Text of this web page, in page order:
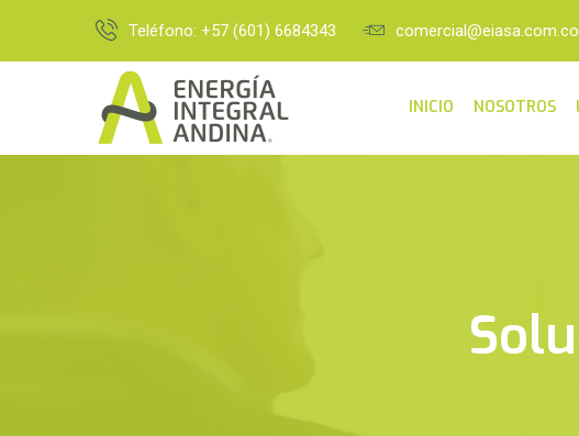
Teléfono: +57 (601) 6684343 comercial@eiasa.com.co
INICIO NOSOTROS